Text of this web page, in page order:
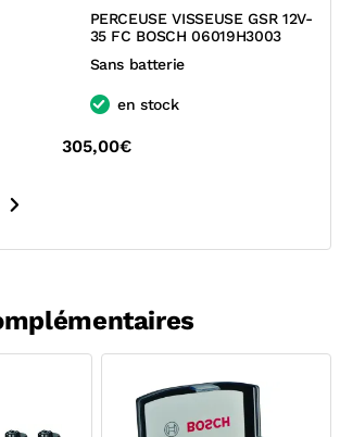
PERCEUSE VISSEUSE GSR 12V-
35 FC BOSCH 06019H3003
Sans batterie
en stock
305,00€